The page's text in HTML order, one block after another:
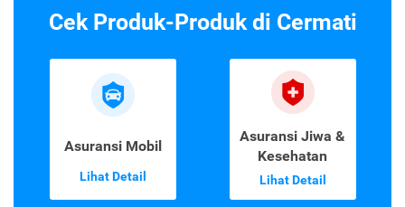
Cek Produk-Produk di Cermati
Asuransi Mobil
Lihat Detail
Asuransi Jiwa &
Kesehatan
Lihat Detail